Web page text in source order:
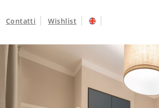
Contatti Wishlist